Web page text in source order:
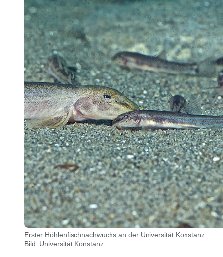
Erster Höhlenfischnachwuchs an der Universität Konstanz.
Bild: Universität Konstanz